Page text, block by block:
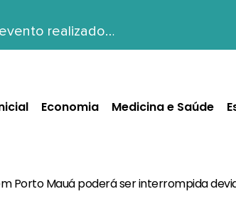
realizado…
Economia Medicina e Saúde
Porto Mauá poderá ser interrompida